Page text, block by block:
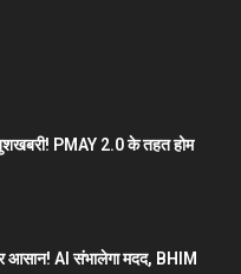
PMAY 2.0 के तहत होम
आसान! AI संभालेगा मदद, BHIM